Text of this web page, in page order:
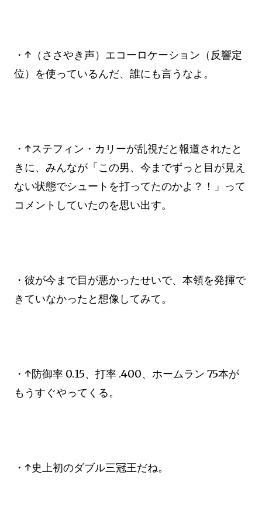
・↑（ささやき声）エコーロケーション（反響定
位）を使っているんだ、誰にも言うなよ。
・↑ステフィン・カリーが乱視だと報道されたと
きに、みんなが「この男、今までずっと目が見え
ない状態でシュートを打ってたのかよ？！」って
コメントしていたのを思い出す。
・彼が今まで目が悪かったせいで、本領を発揮で
きていなかったと想像してみて。
・↑防御率 0.15、打率 .400、ホームラン 75本が
もうすぐやってくる。
・↑史上初のダブル三冠王だね。